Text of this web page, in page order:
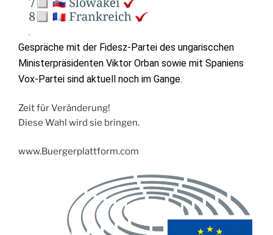
Gespräche mit der Fidesz-Partei des ungariscchen
Ministerpräsidenten Viktor Orban sowie mit Spaniens
Vox-Partei sind aktuell noch im Gange.
Zeit für Veränderung!
Diese Wahl wird sie bringen.
www.Buergerplattform.com